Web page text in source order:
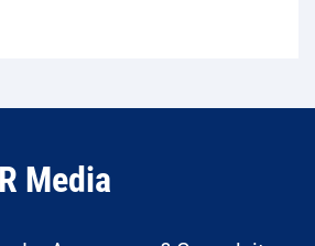
Media